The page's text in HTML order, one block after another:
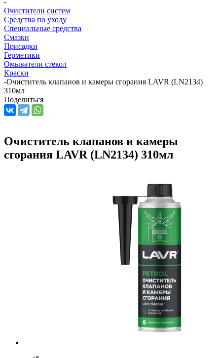
Очистители систем
Средства по уходу
Специальные средства
Смазки
Присадки
Герметики
Омыватели стекол
Краски
-Очиститель клапанов и камеры сгорания LAVR (LN2134)
310мл
Поделиться
Очиститель клапанов и камеры
сгорания LAVR (LN2134) 310мл